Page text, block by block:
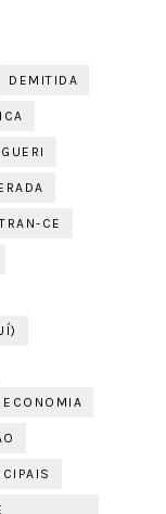
DEMITIDA
CE
ECONOMIA